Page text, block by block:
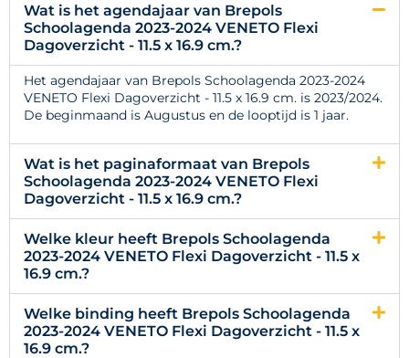
Wat is het agendajaar van Brepols
Schoolagenda 2023-2024 VENETO Flexi
Dagoverzicht - 11.5 x 16.9 cm.?
Het agendajaar van Brepols Schoolagenda 2023-2024
VENETO Flexi Dagoverzicht - 11.5 x 16.9 cm. is 2023/2024.
De beginmaand is Augustus en de looptijd is 1 jaar.
Wat is het paginaformaat van Brepols
Schoolagenda 2023-2024 VENETO Flexi
Dagoverzicht - 11.5 x 16.9 cm.?
Welke kleur heeft Brepols Schoolagenda
2023-2024 VENETO Flexi Dagoverzicht - 11.5 x
16.9 cm.?
Welke binding heeft Brepols Schoolagenda
2023-2024 VENETO Flexi Dagoverzicht - 11.5 x
16.9 cm.?